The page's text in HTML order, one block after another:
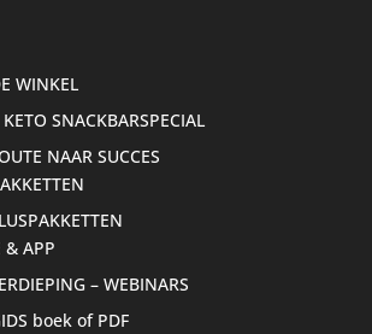
WINKEL
SNACKBARSPECIAL
NAAR SUCCES
& APP
– WEBINARS
boek of PDF